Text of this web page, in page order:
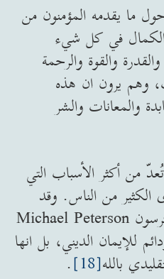
ما يقدمه المؤمنون من
في كل شيء
والقوة والرحمة
وهم يرون ان هذه
والمعانات والشر
من أكثر الأسباب التي
من الناس. وقد
وصف الفيلسوف مايكل بيترسون Michael Peterson
للإيمان الديني، بل انها
بالله[18]
.